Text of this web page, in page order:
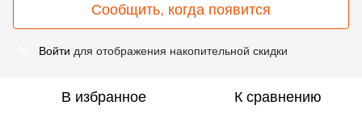
Сообщить, когда появится
Войти для отображения накопительной скидки
В избранное К сравнению